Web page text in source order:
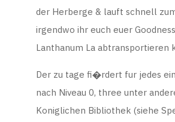
der Herberge & lauft schnell
irgendwo ihr euch euer
Lanthanum La abtransportieren
Der zu tage fi�rdert fur jedes
nach Niveau 0, three unter
Koniglichen Bibliothek (siehe